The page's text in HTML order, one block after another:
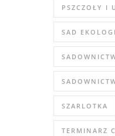
PSZCZOŁY I
SAD
SZARLOTKA
TERMINARZ